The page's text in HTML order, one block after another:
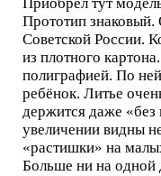
Прототип знаковый.
Советской России.
из плотного
полиграфией. По
ребёнок. Литье
держится даже
увеличении видны
«растишки» на
Больше ни на одной